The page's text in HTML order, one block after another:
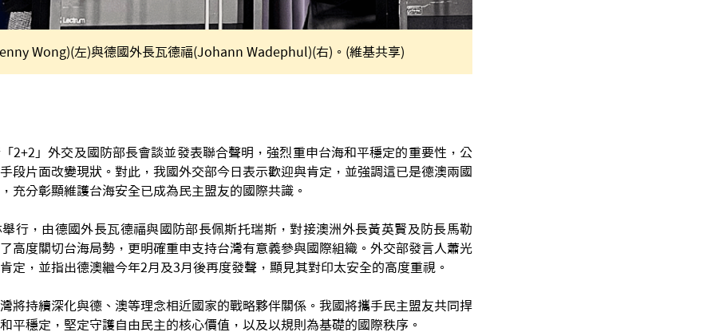
Wong)(左)與德國外長瓦德福(Johann Wadephul)(右)。(維基共享)
2+2」外交及國防部長會談並發表聯合聲明，強烈重申台海和平穩定的重要性，公
段片面改變現狀。對此，我國外交部今日表示歡迎與肯定，並強調這已是德澳兩國
充分彰顯維護台海安全已成為民主盟友的國際共識。
行，由德國外長瓦德福與國防部長佩斯托瑞斯，對接澳洲外長黃英賢及防長馬勒
高度關切台海局勢，更明確重申支持台灣有意義參與國際組織。外交部發言人蕭光
定，並指出德澳繼今年2月及3月後再度發聲，顯見其對印太安全的高度重視。
將持續深化與德、澳等理念相近國家的戰略夥伴關係。我國將攜手民主盟友共同捍
平穩定，堅定守護自由民主的核心價值，以及以規則為基礎的國際秩序。